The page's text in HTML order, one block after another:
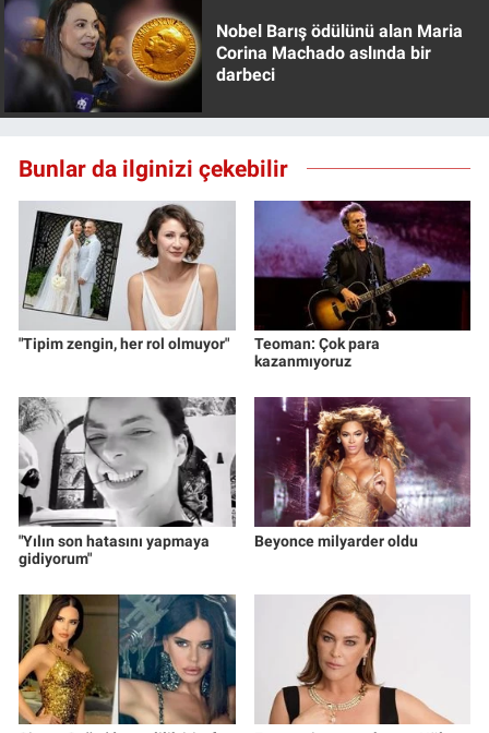
Nobel Barış ödülünü alan Maria
Corina Machado aslında bir
darbeci
Bunlar da ilginizi çekebilir
"Tipim zengin, her rol olmuyor"
Teoman: Çok para
kazanmıyoruz
"Yılın son hatasını yapmaya
gidiyorum"
Beyonce milyarder oldu